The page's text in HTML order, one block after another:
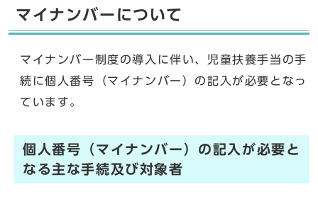
マイナンバーについて
マイナンバー制度の導入に伴い、児童扶養手当の手
続に個人番号（マイナンバー）の記入が必要となっ
ています。
個人番号（マイナンバー）の記入が必要と
なる主な手続及び対象者